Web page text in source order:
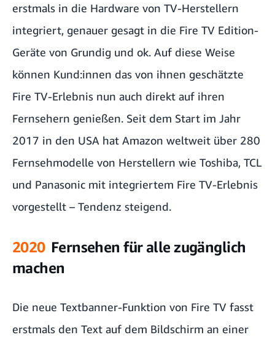
erstmals in die Hardware von TV-Herstellern
integriert, genauer gesagt in die Fire TV Edition-
Geräte von Grundig und ok. Auf diese Weise
können Kund:innen das von ihnen geschätzte
Fire TV-Erlebnis nun auch direkt auf ihren
Fernsehern genießen. Seit dem Start im Jahr
2017 in den USA hat Amazon weltweit über 280
Fernsehmodelle von Herstellern wie Toshiba, TCL
und Panasonic mit integriertem Fire TV-Erlebnis
vorgestellt – Tendenz steigend.
2020 Fernsehen für alle zugänglich
machen
Die neue Textbanner-Funktion von Fire TV fasst
erstmals den Text auf dem Bildschirm an einer